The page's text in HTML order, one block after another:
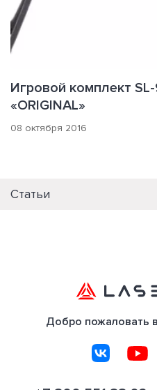
Игровой комплект SL-
«ORIGINAL»
08 октября 2016
Статьи
Добро пожаловать